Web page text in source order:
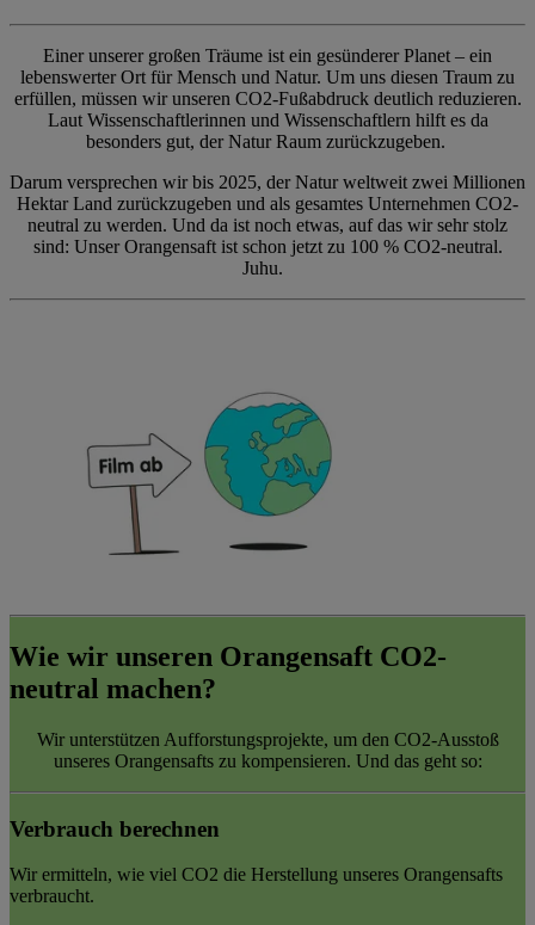
Einer unserer großen Träume ist ein gesünderer Planet – ein
lebenswerter Ort für Mensch und Natur. Um uns diesen Traum zu
erfüllen, müssen wir unseren CO2-Fußabdruck deutlich reduzieren.
Laut Wissenschaftlerinnen und Wissenschaftlern hilft es da
besonders gut, der Natur Raum zurückzugeben.
Darum versprechen wir bis 2025, der Natur weltweit zwei Millionen
Hektar Land zurückzugeben und als gesamtes Unternehmen CO2-
neutral zu werden. Und da ist noch etwas, auf das wir sehr stolz
sind: Unser Orangensaft ist schon jetzt zu 100 % CO2-neutral.
Juhu.
Wie wir unseren Orangensaft CO2-
neutral machen?
Wir unterstützen Aufforstungsprojekte, um den CO2-Ausstoß
unseres Orangensafts zu kompensieren. Und das geht so:
Verbrauch berechnen
Wir ermitteln, wie viel CO2 die Herstellung unseres Orangensafts
verbraucht.